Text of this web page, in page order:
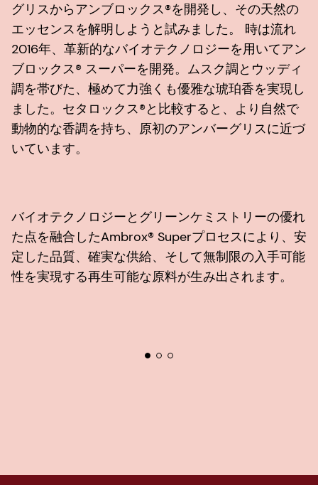
グリスからアンブロックス®を開発し、その天然の
エッセンスを解明しようと試みました。 時は流れ
2016年、革新的なバイオテクノロジーを用いてアン
ブロックス® スーパーを開発。ムスク調とウッディ
調を帯びた、極めて力強くも優雅な琥珀香を実現し
ました。セタロックス®と比較すると、より自然で
動物的な香調を持ち、原初のアンバーグリスに近づ
いています。
バイオテクノロジーとグリーンケミストリーの優れ
た点を融合したAmbrox® Superプロセスにより、安
定した品質、確実な供給、そして無制限の入手可能
性を実現する再生可能な原料が生み出されます。